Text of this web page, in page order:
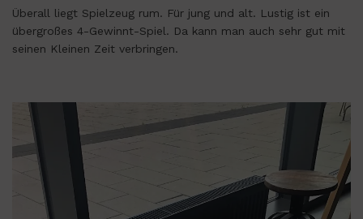
Überall liegt Spielzeug rum. Für jung und alt. Lustig ist ein
übergroßes 4-Gewinnt-Spiel. Da kann man auch sehr gut mit
seinen Kleinen Zeit verbringen.